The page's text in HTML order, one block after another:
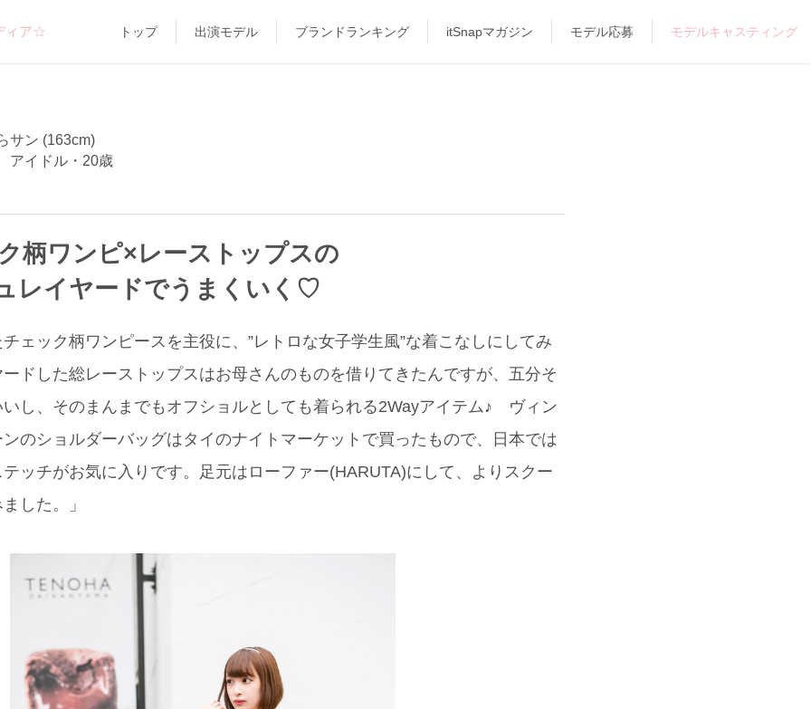
ィア☆ トップ 出演モデル ブランドランキング itSnapマガジン モデル応募 モデルキャスティング
サン (163cm)
アイドル・20歳
柄ワンピ×レーストップスの
レイヤードでうまくいく♡
ェック柄ワンピースを主役に、”レトロな女子学生風”な着こなしにしてみ
ドした総レーストップスはお母さんのものを借りてきたんですが、五分そ
し、そのまんまでもオフショルとしても着られる2Wayアイテム♪ ヴィン
のショルダーバッグはタイのナイトマーケットで買ったもので、日本では
ッチがお気に入りです。足元はローファー(HARUTA)にして、よりスクー
した。」